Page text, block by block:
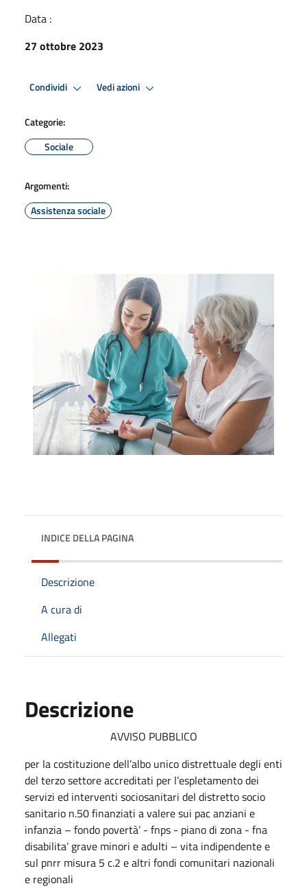
Data :
27 ottobre 2023
Condividi Vedi azioni
Categorie:
Sociale
Argomenti:
Assistenza sociale
INDICE DELLA PAGINA
Descrizione
A cura di
Allegati
Descrizione
AVVISO PUBBLICO
per la costituzione dell’albo unico distrettuale degli enti
del terzo settore accreditati per l’espletamento dei
servizi ed interventi sociosanitari del distretto socio
sanitario n.50 finanziati a valere sui pac anziani e
infanzia – fondo povertà’ - fnps - piano di zona - fna
disabilita’ grave minori e adulti – vita indipendente e
sul pnrr misura 5 c.2 e altri fondi comunitari nazionali
e regionali